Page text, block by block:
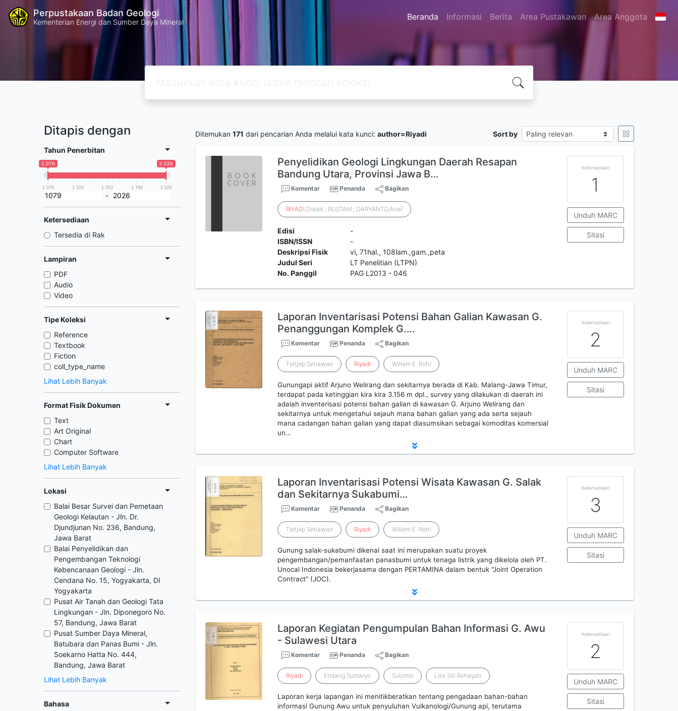
Perpustakaan Badan Geologi
Kementerian Energi dan Sumber Daya Mineral Beranda Informasi Berita Area Pustakawan Area Anggota
Ditapis dengan
Tahun Penerbitan
1 079 2 026
1 079 1 316 1 553 1 789 2 026
-
Ketersediaan
Tersedia di Rak
Lampiran
PDF
Audio
Video
Tipe Koleksi
Reference
Textbook
Fiction
coll_type_name
Lihat Lebih Banyak
Format Fisik Dokumen
Text
Art Original
Chart
Computer Software
Lihat Lebih Banyak
Lokasi
Balai Besar Survei dan Pemetaan
Geologi Kelautan - Jln. Dr.
Djundjunan No. 236, Bandung,
Jawa Barat
Balai Penyelidikan dan
Pengembangan Teknologi
Kebencanaan Geologi - Jln.
Cendana No. 15, Yogyakarta, DI
Yogyakarta
Pusat Air Tanah dan Geologi Tata
Lingkungan - Jln. Diponegoro No.
57, Bandung, Jawa Barat
Pusat Sumber Daya Mineral,
Batubara dan Panas Bumi - Jln.
Soekarno Hatta No. 444,
Bandung, Jawa Barat
Lihat Lebih Banyak
Bahasa
Ditemukan 171 dari pencarian Anda melalui kata kunci: author=Riyadi Sort by
Penyelidikan Geologi Lingkungan Daerah Resapan
Bandung Utara, Provinsi Jawa B…
Komentar Penanda Bagikan
RIYADI,Dikdik ; RUSTAM ; DARYANTO,Arief
Edisi
-
ISBN/ISSN
-
Deskripsi Fisik
vi, 71hal., 108lam.,gam.,peta
Judul Seri
LT Penelitian (LTPN)
No. Panggil
PAG L2013 - 046
Ketersediaan
1
Unduh MARC
Sitasi
Laporan Inventarisasi Potensi Bahan Galian Kawasan G.
Penanggungan Komplek G.…
Komentar Penanda Bagikan
Tjetjep Setiawan Riyadi Willem E. Rohi
Gunungapi aktif Arjuno Welirang dan sekitarnya berada di Kab. Malang-Jawa Timur,
terdapat pada ketinggian kira kira 3.156 m dpl., survey yang dilakukan di daerah ini
adalah inventerisasi potensi bahan galian di kawasan G. Arjuno Welirang dan
sekitarnya untuk mengetahui sejauh mana bahan galian yang ada serta sejauh
mana cadangan bahan galian yang dapat diasumsikan sebagai komoditas komersial
un…
Ketersediaan
2
Unduh MARC
Sitasi
Laporan Inventarisasi Potensi Wisata Kawasan G. Salak
dan Sekitarnya Sukabumi…
Komentar Penanda Bagikan
Tjetjep Setiawan Riyadi Willem E. Rohi
Gunung salak-sukabumi dikenal saat ini merupakan suatu proyek
pengembangan/pemanfaatan panasbumi untuk tenaga listrik yang dikelola oleh PT.
Unocal Indonesia bekerjasama dengan PERTAMINA dalam bentuk "Joint Operation
Contract" (JOC).
Ketersediaan
3
Unduh MARC
Sitasi
Laporan Kegiatan Pengumpulan Bahan Informasi G. Awu
- Sulawesi Utara
Komentar Penanda Bagikan
Riyadi Endang Sumaryo Sutomo Lilis Siti Rohayati
Laporan kerja lapangan ini menitikberatkan tentang pengadaan bahan-bahan
informasi Gunung Awu untuk penyuluhan Vulkanologi/Gunung api, terutama
Ketersediaan
2
Unduh MARC
Sitasi